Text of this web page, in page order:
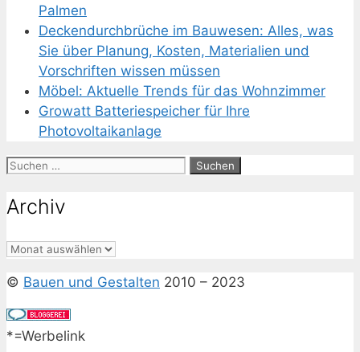
Palmen
Deckendurchbrüche im Bauwesen: Alles, was
Sie über Planung, Kosten, Materialien und
Vorschriften wissen müssen
Möbel: Aktuelle Trends für das Wohnzimmer
Growatt Batteriespeicher für Ihre
Photovoltaikanlage
Suchen
Archiv
Archiv
© Bauen und Gestalten 2010 – 2023
*=Werbelink